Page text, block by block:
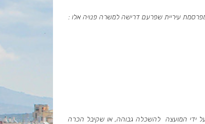
עיריית שפרעם דרישה למשרה פנויה אלו :
על ידי המועצה להשכלה גבוהה, או שקיבל הכרה